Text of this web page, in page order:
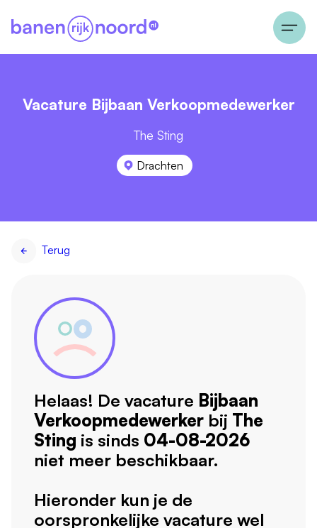
Vacature Bijbaan Verkoopmedewerker
The Sting
Drachten
Terug
Helaas! De vacature Bijbaan
Verkoopmedewerker bij The
Sting is sinds 04-08-2026
niet meer beschikbaar.
Hieronder kun je de
oorspronkelijke vacature wel